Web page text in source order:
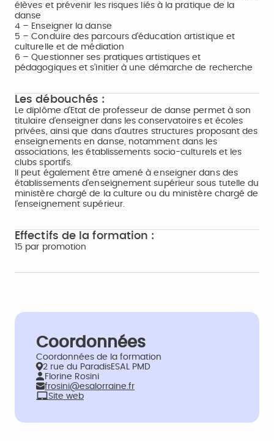
élèves et prévenir les risques liés à la pratique de la
danse
4 – Enseigner la danse
5 – Conduire des parcours d’éducation artistique et
culturelle et de médiation
6 – Questionner ses pratiques artistiques et
pédagogiques et s’initier à une démarche de recherche
Les débouchés :
Le diplôme d’Etat de professeur de danse permet à son
titulaire d’enseigner dans les conservatoires et écoles
privées, ainsi que dans d’autres structures proposant des
enseignements en danse, notamment dans les
associations, les établissements socio-culturels et les
clubs sportifs.
Il peut également être amené à enseigner dans des
établissements d’enseignement supérieur sous tutelle du
ministère chargé de la culture ou du ministère chargé de
l’enseignement supérieur.
Effectifs de la formation :
15 par promotion
Coordonnées
Coordonnées de la formation
2 rue du ParadisESAL PMD
Florine Rosini
frosini@esalorraine.fr
Site web